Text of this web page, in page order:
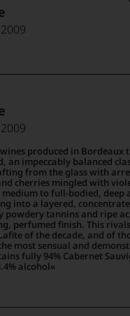
produced in Bordeaux
an impeccably balanced
from the glass with
cherries mingled with
to full-bodied, deep
into a layered,
powdery tannins and ripe
perfumed finish. This
of the decade, and of
most sensual and
fully 94% Cabernet
alcohol